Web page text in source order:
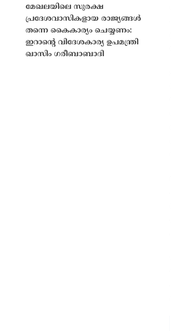
മേഖലയിലെ സുരക്ഷ
പ്രദേശവാസികളായ രാജ്യങ്ങൾ
തന്നെ കൈകാര്യം ചെയ്യണം:
ഇറാന്റെ വിദേശകാര്യ ഉപമന്ത്രി
ഖാസിം ഗരീബാബാദി